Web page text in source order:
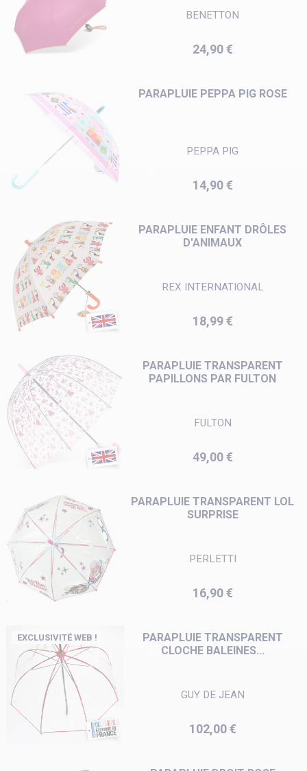
BENETTON
Prix
24,90 €
PARAPLUIE PEPPA PIG ROSE
PEPPA PIG
Prix
14,90 €
PARAPLUIE ENFANT DRÔLES
D'ANIMAUX
REX INTERNATIONAL
Prix
18,99 €
PARAPLUIE TRANSPARENT
PAPILLONS PAR FULTON
FULTON
Prix
49,00 €
PARAPLUIE TRANSPARENT LOL
SURPRISE
PERLETTI
Prix
16,90 €
PARAPLUIE TRANSPARENT
CLOCHE BALEINES...
GUY DE JEAN
Prix
102,00 €
EXCLUSIVITÉ WEB !